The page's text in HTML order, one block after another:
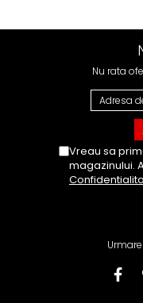
Nu rata
Vreau sa
magazinului.